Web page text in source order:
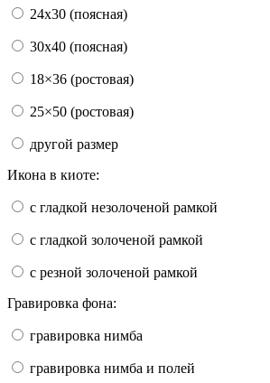
24x30 (поясная)
30x40 (поясная)
18×36 (ростовая)
25×50 (ростовая)
другой размер
Икона в киоте:
с гладкой незолоченой рамкой
с гладкой золоченой рамкой
с резной золоченой рамкой
Гравировка фона:
гравировка нимба
гравировка нимба и полей